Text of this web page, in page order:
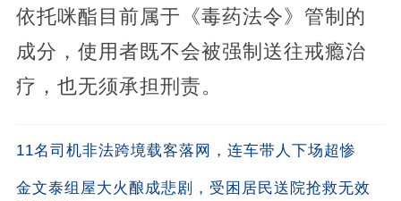
依托咪酯目前属于《毒药法令》管制的
成分，使用者既不会被强制送往戒瘾治
疗，也无须承担刑责。
11名司机非法跨境载客落网，连车带人下场超惨
金文泰组屋大火酿成悲剧，受困居民送院抢救无效